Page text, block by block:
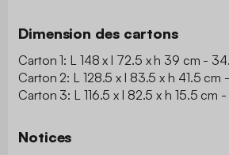
Dimension des cartons
Carton 1: L 148 x l 72.5 x h 39 cm -
Carton 2: L 128.5 x l 83.5 x h 41.5 cm
Carton 3: L 116.5 x l 82.5 x h 15.5 cm -
Notices